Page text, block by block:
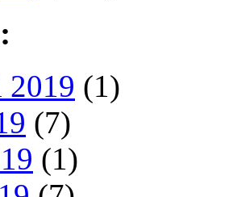
2019 (1)
(7)
(1)